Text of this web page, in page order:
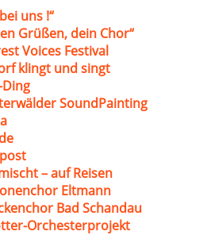
uns !“
Grüßen, dein Chor“
Voices Festival
klingt und singt
Ding
SoundPainting
– auf Reisen
Eltmann
Bad Schandau
Orchesterprojekt